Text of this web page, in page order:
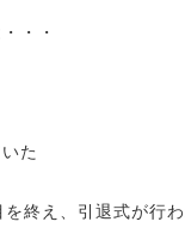
・・
た
終え、引退式が行わ